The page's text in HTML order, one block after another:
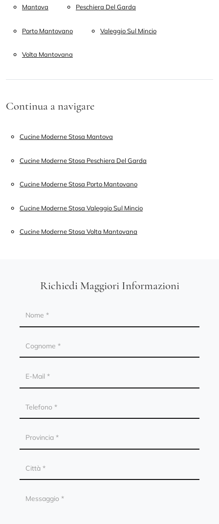
Mantova Peschiera Del Garda
Porto Mantovano Valeggio Sul Mincio
Volta Mantovana
Continua a navigare
Cucine Moderne Stosa Mantova
Cucine Moderne Stosa Peschiera Del Garda
Cucine Moderne Stosa Porto Mantovano
Cucine Moderne Stosa Valeggio Sul Mincio
Cucine Moderne Stosa Volta Mantovana
Richiedi Maggiori Informazioni